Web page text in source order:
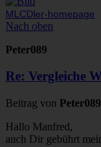
MLCDler-homepage
Nach oben
Peter089
Re: Vergleiche
Beitrag von Peter089
Hallo Manfred,
auch Dir gebührt